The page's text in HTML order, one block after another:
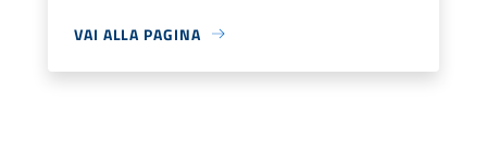
VAI ALLA PAGINA